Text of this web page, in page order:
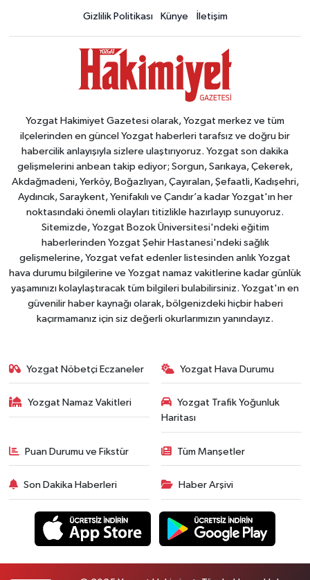
Gizlilik Politikası Künye İletişim
Yozgat Hakimiyet Gazetesi olarak, Yozgat merkez ve tüm
ilçelerinden en güncel Yozgat haberleri tarafsız ve doğru bir
habercilik anlayışıyla sizlere ulaştırıyoruz. Yozgat son dakika
gelişmelerini anbean takip ediyor; Sorgun, Sarıkaya, Çekerek,
Akdağmadeni, Yerköy, Boğazlıyan, Çayıralan, Şefaatli, Kadışehri,
Aydıncık, Saraykent, Yenifakılı ve Çandır’a kadar Yozgat'ın her
noktasındaki önemli olayları titizlikle hazırlayıp sunuyoruz.
Sitemizde, Yozgat Bozok Üniversitesi'ndeki eğitim
haberlerinden Yozgat Şehir Hastanesi'ndeki sağlık
gelişmelerine, Yozgat vefat edenler listesinden anlık Yozgat
hava durumu bilgilerine ve Yozgat namaz vakitlerine kadar günlük
yaşamınızı kolaylaştıracak tüm bilgileri bulabilirsiniz. Yozgat'ın en
güvenilir haber kaynağı olarak, bölgenizdeki hiçbir haberi
kaçırmamanız için siz değerli okurlarımızın yanındayız.
Yozgat Nöbetçi Eczaneler Yozgat Hava Durumu
Yozgat Namaz Vakitleri
Yozgat Trafik Yoğunluk
Haritası
Puan Durumu ve Fikstür Tüm Manşetler
Son Dakika Haberleri Haber Arşivi